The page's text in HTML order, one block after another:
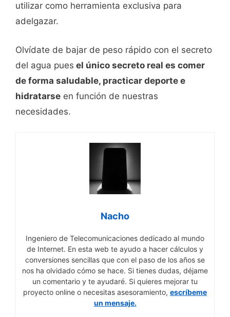
utilizar como herramienta exclusiva para
adelgazar.
Olvídate de bajar de peso rápido con el secreto
del agua pues el único secreto real es comer
de forma saludable, practicar deporte e
hidratarse en función de nuestras
necesidades.
Nacho
Ingeniero de Telecomunicaciones dedicado al mundo
de Internet. En esta web te ayudo a hacer cálculos y
conversiones sencillas que con el paso de los años se
nos ha olvidado cómo se hace. Si tienes dudas, déjame
un comentario y te ayudaré. Si quieres mejorar tu
proyecto online o necesitas asesoramiento, escríbeme
un mensaje.